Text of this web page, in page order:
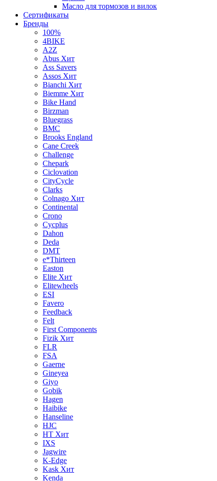
Масло для тормозов и вилок
Сертификаты
Бренды
100%
4BIKE
A2Z
Abus Хит
Ass Savers
Assos Хит
Bianchi Хит
Biemme Хит
Bike Hand
Birzman
Bluegrass
BMC
Brooks England
Cane Creek
Challenge
Chepark
Ciclovation
CityCycle
Clarks
Colnago Хит
Continental
Crono
Cycplus
Dahon
Deda
DMT
e*Thirteen
Easton
Elite Хит
Elitewheels
ESI
Favero
Feedback
Felt
First Components
Fizik Хит
FLR
FSA
Gaerne
Gineyea
Giyo
Gobik
Hagen
Haibike
Hanseline
HJC
HT Хит
IXS
Jagwire
K-Edge
Kask Хит
Kenda